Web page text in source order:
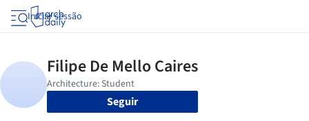
Iniciar sessão
Seguir